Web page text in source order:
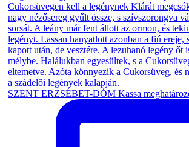
SZENT ERZSÉBET-DÓM Kassa